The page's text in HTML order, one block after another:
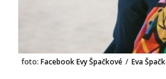
foto: Facebook Evy Špačkové / Eva